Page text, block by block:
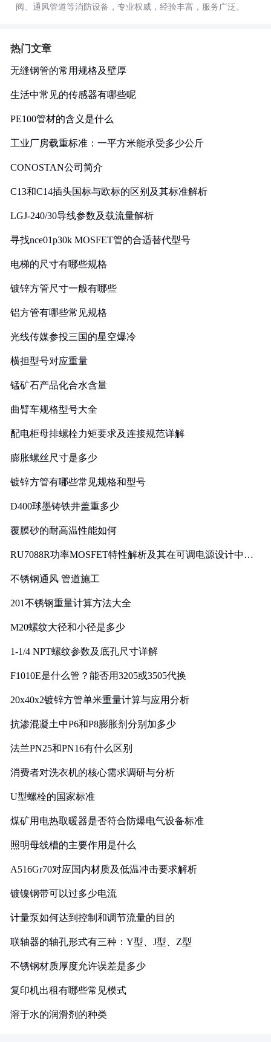
阀、通风管道等消防设备，专业权威，经验丰富，服务广泛。
热门文章
无缝钢管的常用规格及壁厚
生活中常见的传感器有哪些呢
PE100管材的含义是什么
工业厂房载重标准：一平方米能承受多少公斤
CONOSTAN公司简介
C13和C14插头国标与欧标的区别及其标准解析
LGJ-240/30导线参数及载流量解析
寻找nce01p30k MOSFET管的合适替代型号
电梯的尺寸有哪些规格
镀锌方管尺寸一般有哪些
铝方管有哪些常见规格
光线传媒参投三国的星空爆冷
横担型号对应重量
锰矿石产品化合水含量
曲臂车规格型号大全
配电柜母排螺栓力矩要求及连接规范详解
膨胀螺丝尺寸是多少
镀锌方管有哪些常见规格和型号
D400球墨铸铁井盖重多少
覆膜砂的耐高温性能如何
RU7088R功率MOSFET特性解析及其在可调电源设计中的
不锈钢通风 管道施工
201不锈钢重量计算方法大全
M20螺纹大径和小径是多少
1-1/4 NPT螺纹参数及底孔尺寸详解
F1010E是什么管？能否用3205或3505代换
20x40x2镀锌方管单米重量计算与应用分析
抗渗混凝土中P6和P8膨胀剂分别加多少
法兰PN25和PN16有什么区别
消费者对洗衣机的核心需求调研与分析
U型螺栓的国家标准
煤矿用电热取暖器是否符合防爆电气设备标准
照明母线槽的主要作用是什么
A516Gr70对应国内材质及低温冲击要求解析
镀镍钢带可以过多少电流
计量泵如何达到控制和调节流量的目的
联轴器的轴孔形式有三种：Y型、J型、Z型
不锈钢材质厚度允许误差是多少
复印机出租有哪些常见模式
溶于水的润滑剂的种类